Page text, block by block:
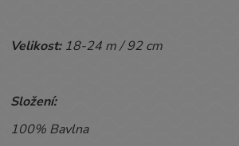
Velikost:18-24 m / 92 cm
Složení:
100% Bavlna